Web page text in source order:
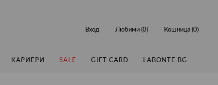
КАРИЕРИ SALE GIFT CARD LABONTE.BG
Вход Любими (0) Кошница (0)